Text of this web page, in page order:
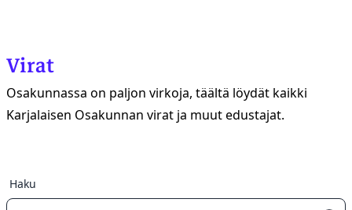
Virat
Osakunnassa on paljon virkoja, täältä löydät kaikki
Karjalaisen Osakunnan virat ja muut edustajat.
Haku